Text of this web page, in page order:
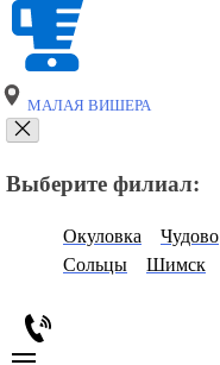
МАЛАЯ ВИШЕРА
Выберите филиал:
Окуловка Чудово
Сольцы
Шимск